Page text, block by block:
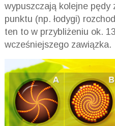
wypuszczają kolejne pędy
punktu (np. łodygi)
ten to w przybliżeniu ok.
wcześniejszego zawiązka.